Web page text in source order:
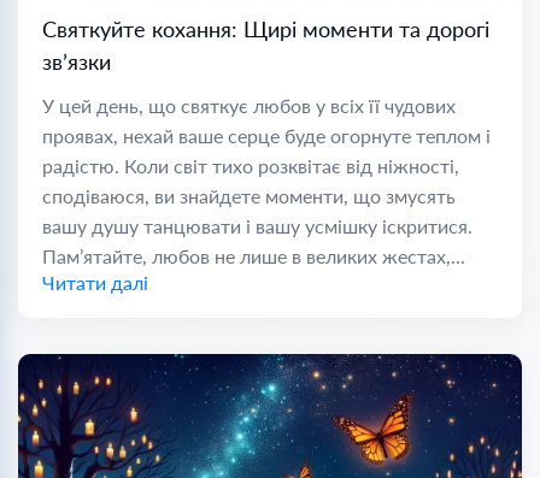
Святкуйте кохання: Щирі моменти та дорогі
зв’язки
У цей день, що святкує любов у всіх її чудових
проявах, нехай ваше серце буде огорнуте теплом і
радістю. Коли світ тихо розквітає від ніжності,
сподіваюся, ви знайдете моменти, що змусять
вашу душу танцювати і вашу усмішку іскритися.
Пам’ятайте, любов не лише в великих жестах,...
Читати далі